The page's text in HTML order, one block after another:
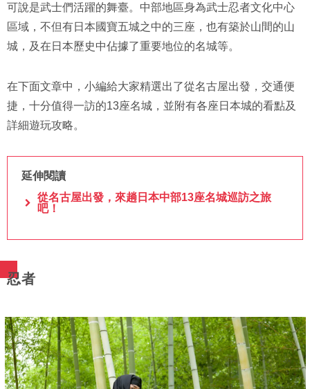
可說是武士們活躍的舞臺。中部地區身為武士忍者文化中心
區域，不但有日本國寶五城之中的三座，也有築於山間的山
城，及在日本歷史中佔據了重要地位的名城等。
在下面文章中，小編給大家精選出了從名古屋出發，交通便
捷，十分值得一訪的13座名城，並附有各座日本城的看點及
詳細遊玩攻略。
延伸閱讀
從名古屋出發，來趟日本中部13座名城巡訪之旅
吧！
忍者